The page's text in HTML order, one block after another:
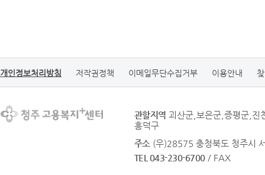
개인정보처리방침 저작권정책 이메일무단수집거부 이용안내
관할지역 괴산군,보은군,증평군,진
흥덕구
주소 (우)28575 충청북도 청주시
TEL 043-230-6700 / FAX